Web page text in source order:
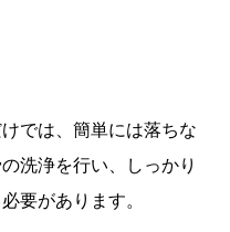
では、簡単には落ちな
洗浄を行い、しっかり
要があります。